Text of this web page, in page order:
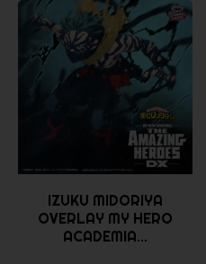
IZUKU MIDORIYA
OVERLAY MY HERO
ACADEMIA...